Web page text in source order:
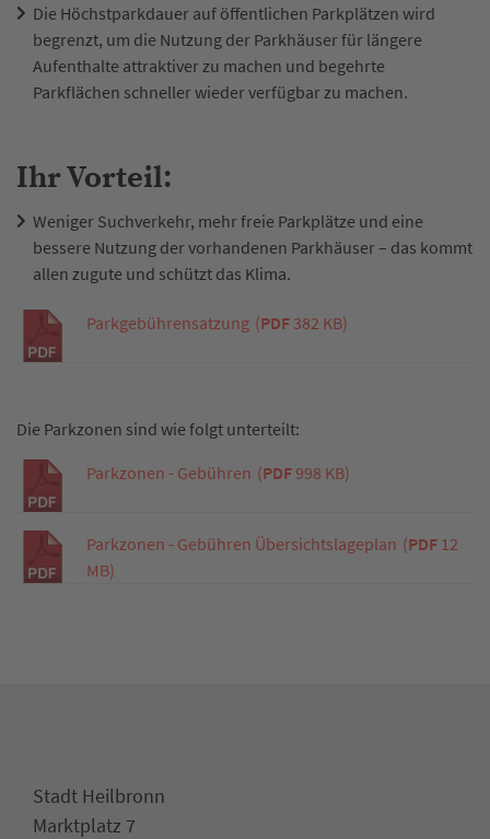
Die Höchstparkdauer auf öffentlichen Parkplätzen wird
begrenzt, um die Nutzung der Parkhäuser für längere
Aufenthalte attraktiver zu machen und begehrte
Parkflächen schneller wieder verfügbar zu machen.
Ihr Vorteil:
Weniger Suchverkehr, mehr freie Parkplätze und eine
bessere Nutzung der vorhandenen Parkhäuser – das kommt
allen zugute und schützt das Klima.
Parkgebührensatzung (PDF 382 KB)
Die Parkzonen sind wie folgt unterteilt:
Parkzonen - Gebühren (PDF 998 KB)
Parkzonen - Gebühren Übersichtslageplan (PDF 12
MB)
Stadt Heilbronn
Marktplatz 7